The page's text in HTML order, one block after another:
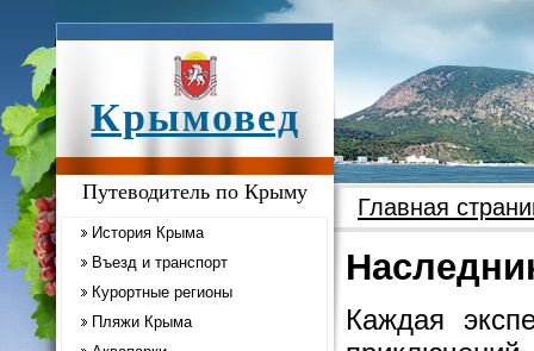
Крымовед
Путеводитель по Крыму
История Крыма
Въезд и транспорт
Курортные регионы
Пляжи Крыма
Главная
Каждая